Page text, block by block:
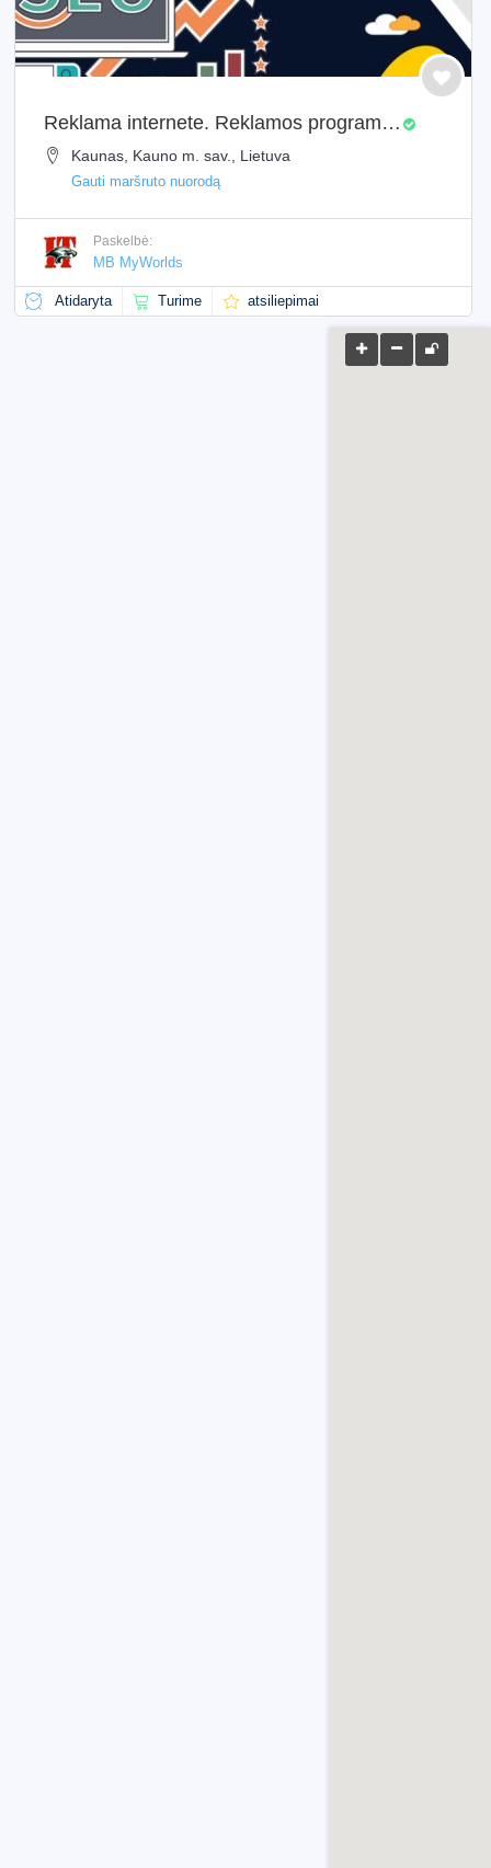
Reklama internete. Reklamos programa SEO nuorodų kūrimui
Kaunas, Kauno m. sav., Lietuva
Gauti maršruto nuorodą
Paskelbė:
MB MyWorlds
Atidaryta Turime atsiliepimai